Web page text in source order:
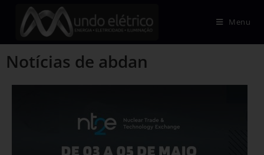
Menu
Notícias de abdan